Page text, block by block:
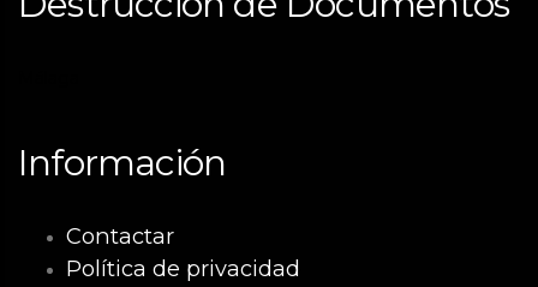
Información
Contactar
Política de privacidad